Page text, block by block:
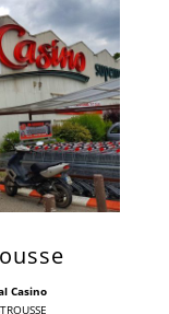
Casino